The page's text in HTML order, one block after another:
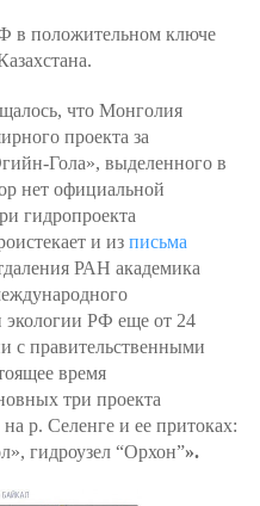
в положительном ключе
что Монголия
проекта за
Гола», выделенного в
нет официальной
гидропроекта
и из письма
РАН академика
РФ еще от 24
с правительственными
время
три проекта
р. Селенге и ее притоках:
гидроузел “Орхон”».